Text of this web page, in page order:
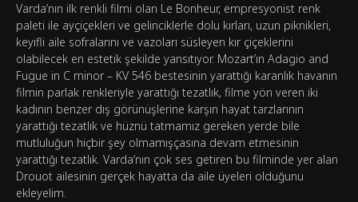
Varda’nın ilk renkli filmi olan Le Bonheur, empresyonist renk
paleti ile ayçiçekleri ve gelinciklerle dolu kırları, uzun piknikleri,
keyifli aile sofralarını ve vazoları süsleyen kır çiçeklerini
olabilecek en estetik şekilde yansıtıyor. Mozart’ın Adagio and
Fugue in C minor – KV 546 bestesinin yarattığı karanlık havanın
filmin parlak renkleriyle yarattığı tezatlık, filme yön veren iki
kadının benzer dış görünüşlerine karşın hayat tarzlarının
yarattığı tezatlık ve hüznü tatmamız gereken yerde bile
mutluluğun hiçbir şey olmamışçasına devam etmesinin
yarattığı tezatlık. Varda’nın çok ses getiren bu filminde yer alan
Drouot ailesinin gerçek hayatta da aile üyeleri olduğunu
ekleyelim.